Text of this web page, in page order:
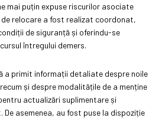
mai puțin expuse riscurilor asociate
relocare a fost realizat coordonat,
de siguranță și oferindu-se
întregului demers.
a primit informații detaliate despre noile
și despre modalitățile de a menține
actualizări suplimentare și
De asemenea, au fost puse la dispoziție